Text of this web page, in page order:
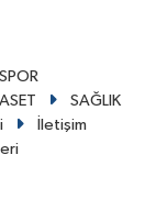
SPOR
SAĞLIK
İletişim